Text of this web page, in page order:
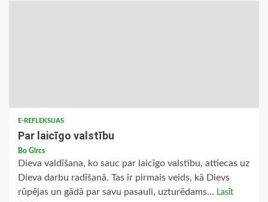
E-REFLEKSIJAS
Par laicīgo valstību
Bo Gīrcs
Dieva valdīšana, ko sauc par laicīgo valstību, attiecas uz
Dieva darbu radīšanā. Tas ir pirmais veids, kā Dievs
rūpējas un gādā par savu pasauli, uzturēdams... Lasīt